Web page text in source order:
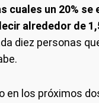
cuales un 20% se
alrededor de
diez personas
en los próximos